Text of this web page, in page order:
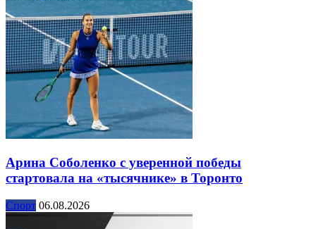
Арина Соболенко с уверенной победы
стартовала на «тысячнике» в Торонто
Спорт 06.08.2026